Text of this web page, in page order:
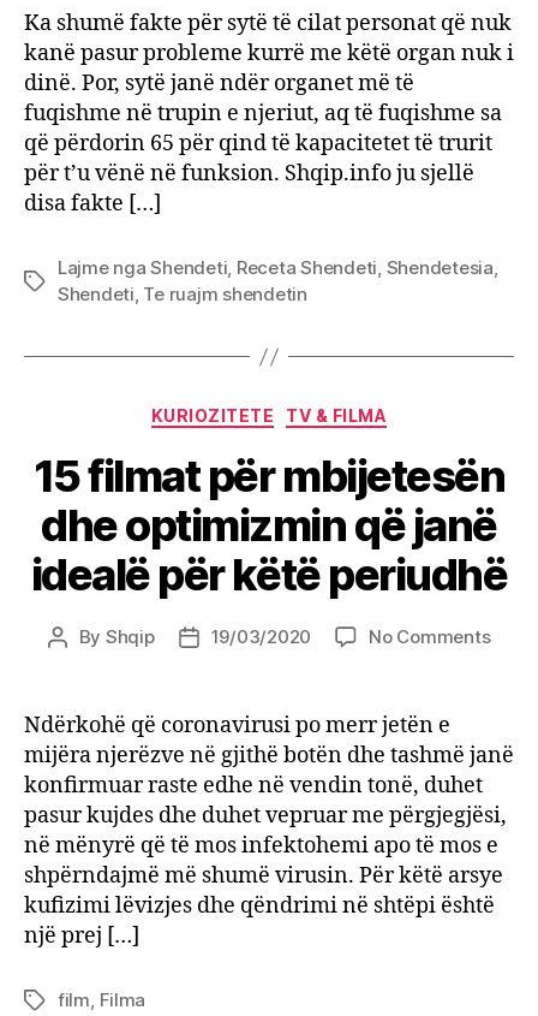
për
sytë
Ka shumë fakte për sytë të cilat personat që nuk
kanë pasur probleme kurrë me këtë organ nuk i
dinë. Por, sytë janë ndër organet më të
fuqishme në trupin e njeriut, aq të fuqishme sa
që përdorin 65 për qind të kapacitetet të trurit
për t’u vënë në funksion. Shqip.info ju sjellë
disa fakte […]
Tags
Lajme nga Shendeti, Receta Shendeti, Shendetesia,
Shendeti, Te ruajm shendetin
Categories
KURIOZITETE TV & FILMA
15 filmat për mbijetesën
dhe optimizmin që janë
idealë për këtë periudhë
Post
By Shqip
Post19/03/2020 No Commentson
dhe
që
janë
për
Ndërkohë që coronavirusi po merr jetën e
mijëra njerëzve në gjithë botën dhe tashmë janë
konfirmuar raste edhe në vendin tonë, duhet
pasur kujdes dhe duhet vepruar me përgjegjësi,
në mënyrë që të mos infektohemi apo të mos e
shpërndajmë më shumë virusin. Për këtë arsye
kufizimi lëvizjes dhe qëndrimi në shtëpi është
një prej […]
Tagsfilm Filma